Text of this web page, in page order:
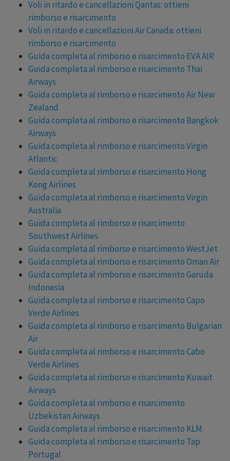
Voli in ritardo e cancellazioni Qantas: ottieni
rimborso e risarcimento
Voli in ritardo e cancellazioni Air Canada: ottieni
rimborso e risarcimento
Guida completa al rimborso e risarcimento EVA AIR
Guida completa al rimborso e risarcimento Thai
Airways
Guida completa al rimborso e risarcimento Air New
Zealand
Guida completa al rimborso e risarcimento Bangkok
Airways
Guida completa al rimborso e risarcimento Virgin
Atlantic
Guida completa al rimborso e risarcimento Hong
Kong Airlines
Guida completa al rimborso e risarcimento Virgin
Australia
Guida completa al rimborso e risarcimento
Southwest Airlines
Guida completa al rimborso e risarcimento WestJet
Guida completa al rimborso e risarcimento Oman Air
Guida completa al rimborso e risarcimento Garuda
Indonesia
Guida completa al rimborso e risarcimento Capo
Verde Airlines
Guida completa al rimborso e risarcimento Bulgarian
Air
Guida completa al rimborso e risarcimento Cabo
Verde Airlines
Guida completa al rimborso e risarcimento Kuwait
Airways
Guida completa al rimborso e risarcimento
Uzbekistan Airways
Guida completa al rimborso e risarcimento KLM
Guida completa al rimborso e risarcimento Tap
Portugal